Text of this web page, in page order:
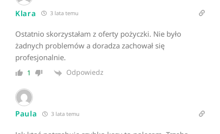
Klara 3 lata temu
Ostatnio skorzystałam z oferty pożyczki. Nie było
żadnych problemów a doradza zachował się
profesjonalnie.
1 Odpowiedz
Paula 3 lata temu